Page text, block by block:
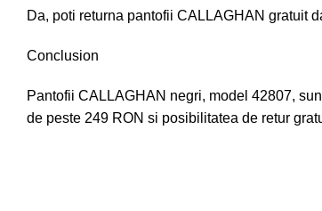
Da, poti returna pantofii CALLAGHAN gratuit
Conclusion
Pantofii CALLAGHAN negri, model 42807,
de peste 249 RON si posibilitatea de retur